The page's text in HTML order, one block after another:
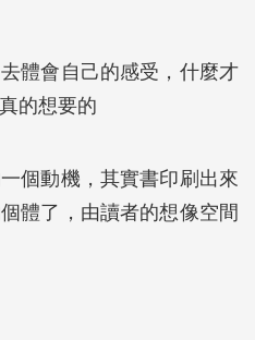
體會自己的感受，什麼才
的想要的
個動機，其實書印刷出來
體了，由讀者的想像空間